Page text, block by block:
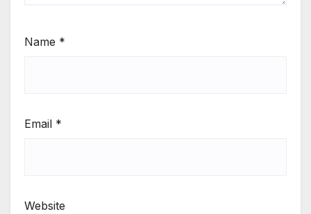
Name *
Email *
Website